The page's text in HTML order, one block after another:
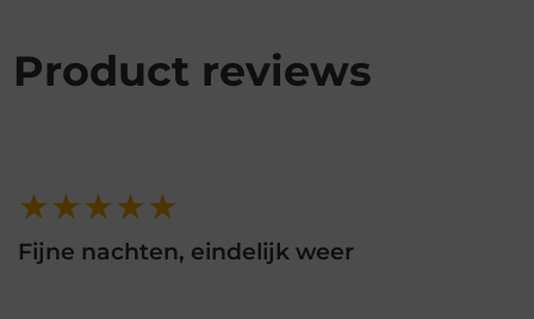
Product reviews
★★★★★
Fijne nachten, eindelijk weer